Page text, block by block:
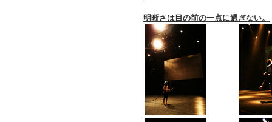
明晰さは目の前の一点に過ぎない。